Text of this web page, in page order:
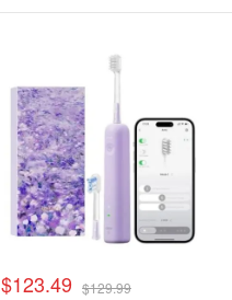
$123.49 $129.99